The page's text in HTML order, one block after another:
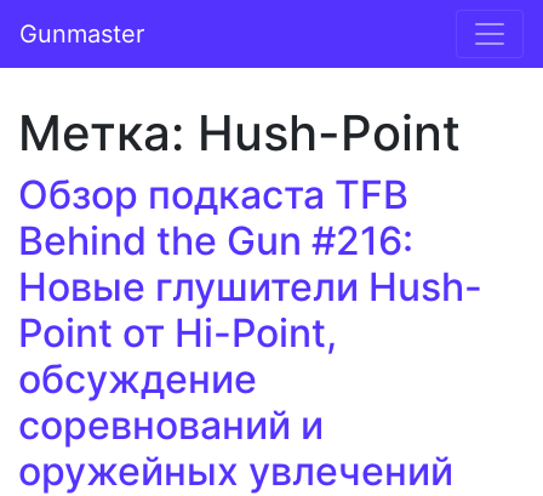
Основная навигация
Gunmaster
Метка: Hush-Point
Обзор подкаста TFB
Behind the Gun #216:
Новые глушители Hush-
Point от Hi-Point,
обсуждение
соревнований и
оружейных увлечений